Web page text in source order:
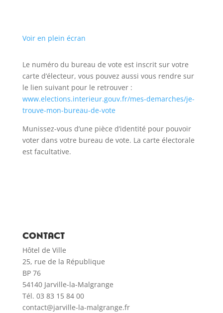
Voir en plein écran
Le numéro du bureau de vote est inscrit sur votre
carte d’électeur, vous pouvez aussi vous rendre sur
le lien suivant pour le retrouver :
www.elections.interieur.gouv.fr/mes-demarches/je-
trouve-mon-bureau-de-vote
Munissez-vous d’une pièce d’identité pour pouvoir
voter dans votre bureau de vote. La carte électorale
est facultative.
CONTACT
Hôtel de Ville
25, rue de la République
BP 76
54140 Jarville-la-Malgrange
Tél. 03 83 15 84 00
contact@jarville-la-malgrange.fr